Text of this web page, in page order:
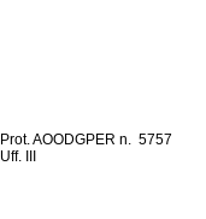
Prot. AOODGPER n. 5757
Uff. III